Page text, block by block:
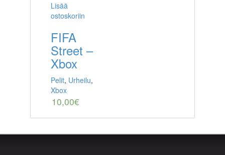
Lisää
ostoskoriin
FIFA
Street –
Xbox
Pelit, Urheilu,
Xbox
10,00€